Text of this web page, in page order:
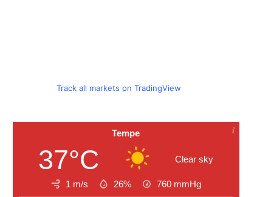
Track all markets on TradingView
Tempe
37°C Clear sky
1 m/s 26% 760 mmHg